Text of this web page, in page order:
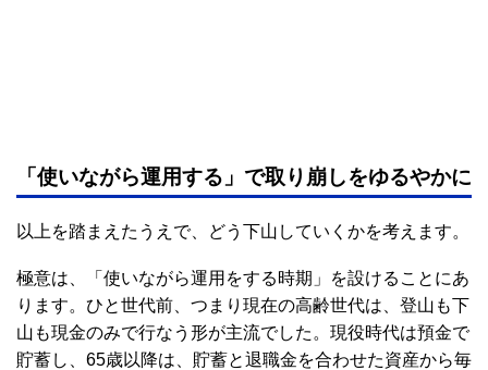
「使いながら運用する」で取り崩しをゆるやかに
以上を踏まえたうえで、どう下山していくかを考えます。
極意は、「使いながら運用をする時期」を設けることにあ
ります。ひと世代前、つまり現在の高齢世代は、登山も下
山も現金のみで行なう形が主流でした。現役時代は預金で
貯蓄し、65歳以降は、貯蓄と退職金を合わせた資産から毎